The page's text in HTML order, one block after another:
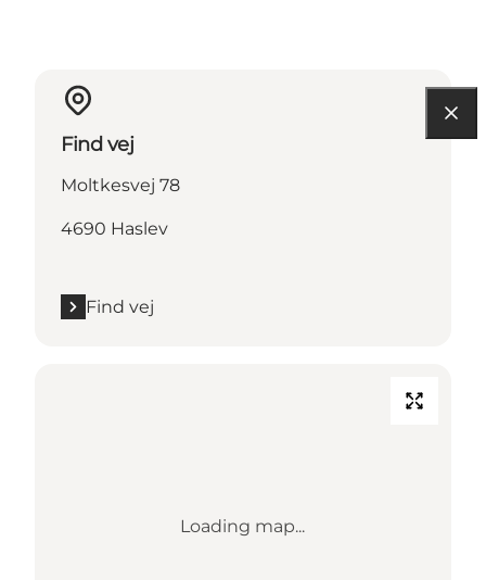
Find vej
Moltkesvej 78
4690 Haslev
Find vej
Loading map...